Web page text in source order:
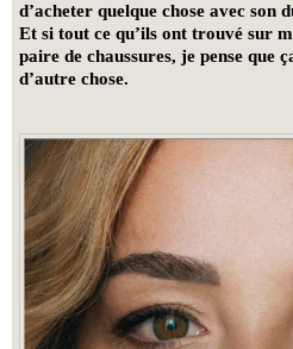
d’acheter quelque chose avec son
Et si tout ce qu’ils ont trouvé sur
paire de chaussures, je pense que
d’autre chose.